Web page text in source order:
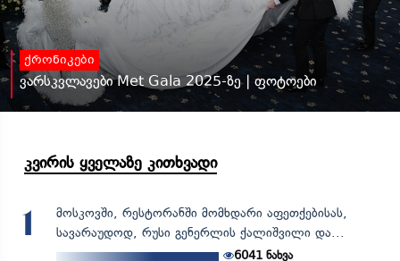
ქრონიკები
ვარსკვლავები Met Gala 2025-ზე | ფოტოები
კვირის ყველაზე კითხვადი
1
მოსკოვში, რესტორანში მომხდარი აფეთქებისას,
სავარაუდოდ, რუსი გენერლის ქალიშვილი და...
6041 ნახვა